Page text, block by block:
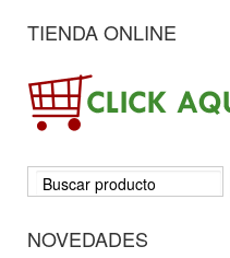
TIENDA ONLINE
NOVEDADES